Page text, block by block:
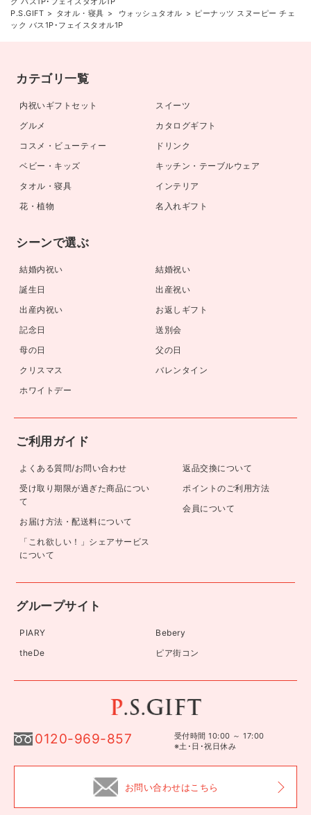
P.S.GIFT
タオル・寝具 ウォッシュタオル
ピーナッツ スヌーピー チェ
ック バス1P･フェイスタオル1P
カテゴリ一覧
内祝いギフトセット
スイーツ
グルメ
カタログギフト
コスメ・ビューティー
ドリンク
ベビー・キッズ
キッチン・テーブルウェア
タオル・寝具
インテリア
花・植物
名入れギフト
シーンで選ぶ
結婚内祝い
結婚祝い
誕生日
出産祝い
出産内祝い
お返しギフト
記念日
送別会
母の日
父の日
クリスマス
バレンタイン
ホワイトデー
ご利用ガイド
よくある質問/お問い合わせ
受け取り期限が過ぎた商品につい
て
お届け方法・配送料について
「これ欲しい！」シェアサービス
について
返品交換について
ポイントのご利用方法
会員について
グループサイト
PIARY
Bebery
theDe
ピア街コン
0120-969-857
受付時間 10:00 ～ 17:00
※土･日･祝日休み
お問い合わせはこちら